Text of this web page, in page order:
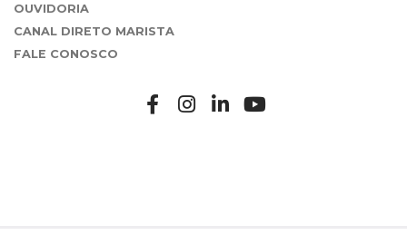
OUVIDORIA
CANAL DIRETO MARISTA
FALE CONOSCO